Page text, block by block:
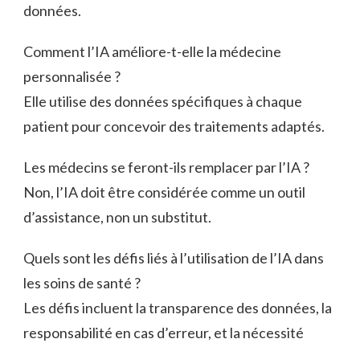
données.
Comment l’IA améliore-t-elle la médecine
personnalisée ?
Elle utilise des données spécifiques à chaque
patient pour concevoir des traitements adaptés.
Les médecins se feront-ils remplacer par l’IA ?
Non, l’IA doit être considérée comme un outil
d’assistance, non un substitut.
Quels sont les défis liés à l’utilisation de l’IA dans
les soins de santé ?
Les défis incluent la transparence des données, la
responsabilité en cas d’erreur, et la nécessité